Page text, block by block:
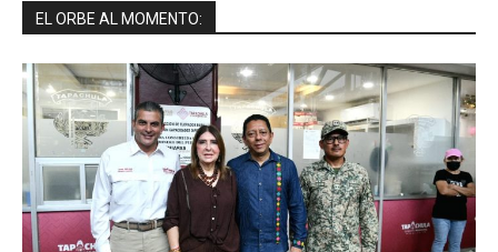
EL ORBE AL MOMENTO: